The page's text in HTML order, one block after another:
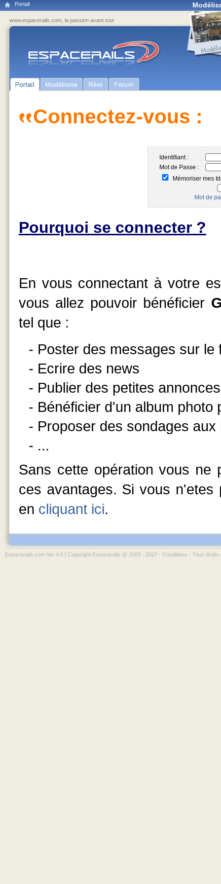
Portail
www.espacerails.com, la passion avant tout
Connectez-vous :
Identifiant :
Mot de Passe :
Mémoriser mes
Mot de
Pourquoi se connecter ?
En vous connectant à votre
vous allez pouvoir bénéficier
tel que :
- Poster des messages sur le
- Ecrire des news
- Publier des petites annonces
- Bénéficier d'un album
- Proposer des sondages aux
- ...
Sans cette opération vous ne
ces avantages. Si vous
en cliquant ici.
Espacerails.com Ver 4.0 | Copyright Espacerails @ 2003 - 2027 - Conditions - Tous droits